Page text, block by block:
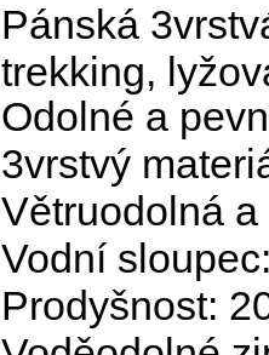
Pánská
trekking,
Odolné a
3vrstvý
Větruodolná
Vodní
Prodyšnost: